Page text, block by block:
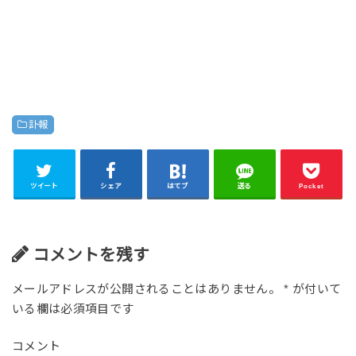
訃報
ツイート シェア はてブ 送る Pocket
コメントを残す
メールアドレスが公開されることはありません。 * が付いて
いる欄は必須項目です
コメント